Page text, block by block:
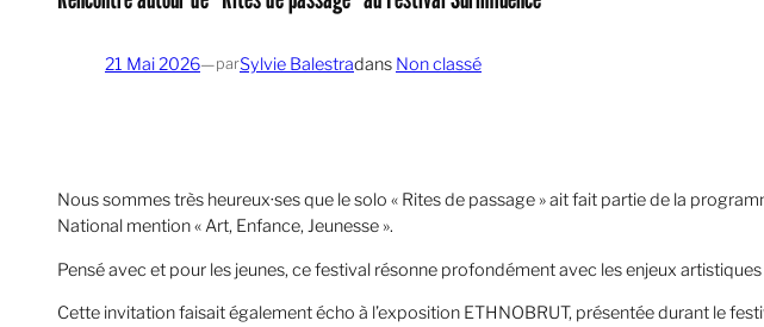
21 Mai 2026—parSylvie Balestradans Non classé
Nous sommes très heureux·ses que le solo « Rites de passage » ait fait partie de la
National mention « Art, Enfance, Jeunesse ».
Pensé avec et pour les jeunes, ce festival résonne profondément avec les enjeux
Cette invitation faisait également écho à l’exposition ETHNOBRUT, présentée durant le